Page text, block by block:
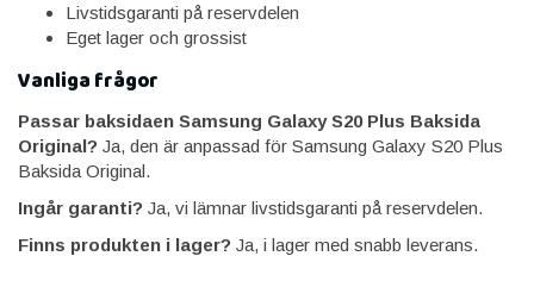
Livstidsgaranti på reservdelen
Eget lager och grossist
Vanliga frågor
Passar baksidaen Samsung Galaxy S20 Plus Baksida
Original? Ja, den är anpassad för Samsung Galaxy S20 Plus
Baksida Original.
Ingår garanti? Ja, vi lämnar livstidsgaranti på reservdelen.
Finns produkten i lager? Ja, i lager med snabb leverans.